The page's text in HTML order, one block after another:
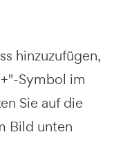
hinzuzufügen,
Symbol im
Sie auf die
Bild unten